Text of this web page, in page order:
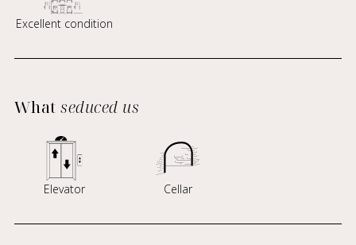
Excellent condition
Whatseduced us
Elevator Cellar